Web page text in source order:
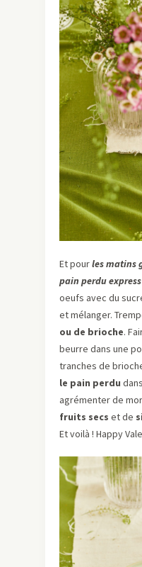
Et pourles matins
pain perdu express
oeufs avec du
et mélanger.
ou de brioche.
beurre dans une
tranches de
le pain perdu
agrémenter de
fruits secs et de
Et voilà ! Happy